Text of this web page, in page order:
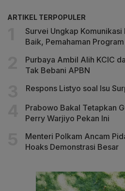
ARTIKEL TERPOPULER
Survei Ungkap
Baik, Pemahaman
Purbaya Ambil Alih KCIC
Tak Bebani APBN
Respons Listyo soal Isu
Prabowo Bakal Tetapkan
Perry Warjiyo Pekan Ini
Menteri Polkam Ancam
Hoaks Demonstrasi Besar